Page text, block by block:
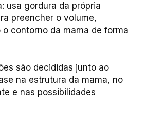
usa gordura da própria
preencher o volume,
o contorno da mama de forma
são decididas junto ao
na estrutura da mama, no
e nas possibilidades